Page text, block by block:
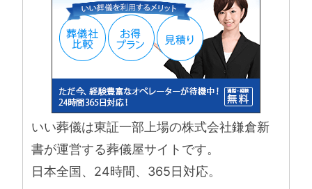
いい葬儀は東証一部上場の株式会社鎌倉新
書が運営する葬儀屋サイトです。
日本全国、24時間、365日対応。